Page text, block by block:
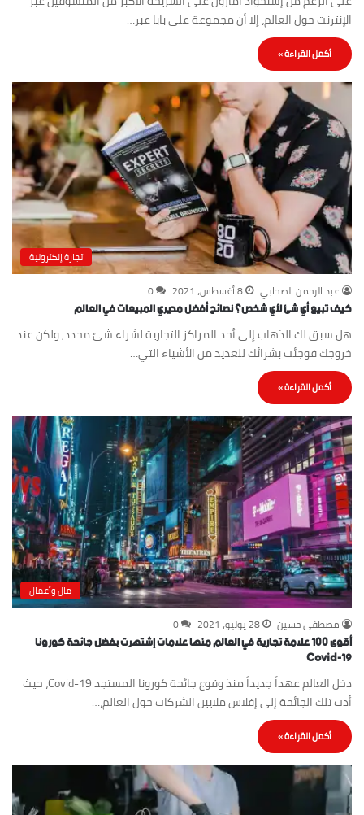
الإنترنت حول العالم، إلا أن مجموعة علي بابا عبر…
أكمل القراءة »
تجارة إلكترونية
عبد الرحمن الصحابي 8 أغسطس، 2021 0
كيف تبيع أي شئ لأي شخص؟ نصائح أفضل مديري المبيعات في العالم
هل سبق لك الذهاب إلى أحد المراكز التجارية لشراء شئ محدد, ولكن عند
خروجك فوجئت بشرائك للعديد من الأشياء التي…
أكمل القراءة »
مال وأعمال
مصطفى حسين 28 يوليو، 2021 0
أقوى ١٠٠ علامة تجارية في العالم منها علامات إشتهرت بفضل جائحة كورونا
Covid-19
دخل العالم عهداً جديداً منذ وقوع جائحة كورونا المستجد Covid-19، حيث
أدت تلك الجائحة إلى إفلاس ملايين الشركات حول العالم،…
أكمل القراءة »